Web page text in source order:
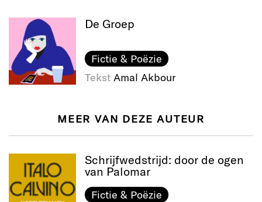
De Groep
Fictie & Poëzie
Tekst Amal Akbour
MEER VAN DEZE AUTEUR
Schrijfwedstrijd: door de ogen
van Palomar
Fictie & Poëzie